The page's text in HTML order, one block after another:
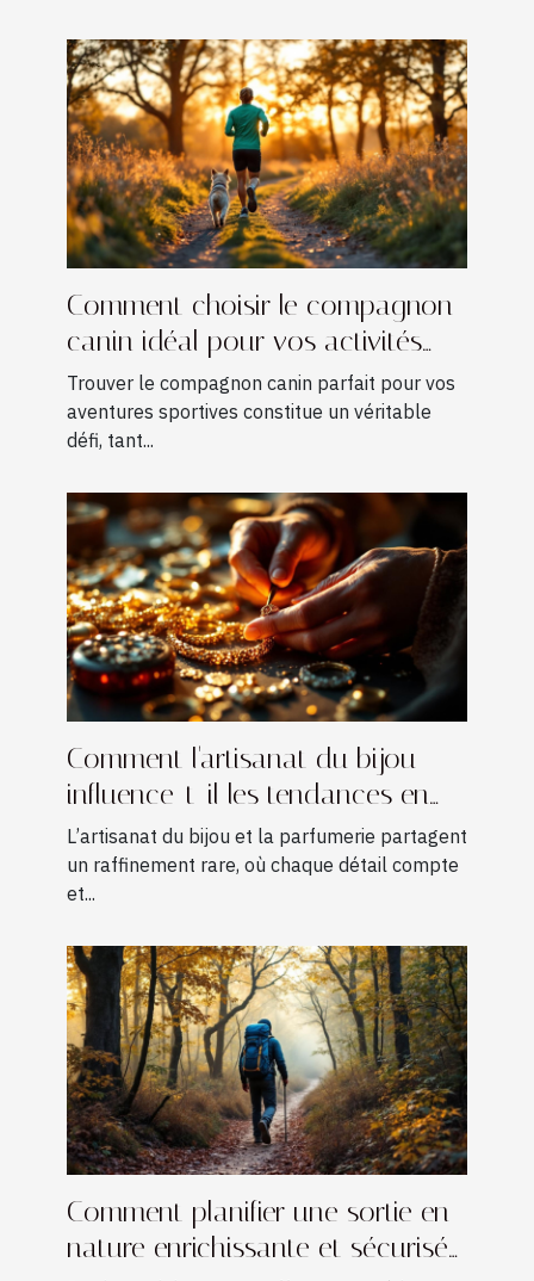
Comment choisir le compagnon
canin idéal pour vos activités
sportives ?
Trouver le compagnon canin parfait pour vos
aventures sportives constitue un véritable
défi, tant...
Comment l'artisanat du bijou
influence-t-il les tendances en
parfumerie ?
L’artisanat du bijou et la parfumerie partagent
un raffinement rare, où chaque détail compte
et...
Comment planifier une sortie en
nature enrichissante et sécurisée